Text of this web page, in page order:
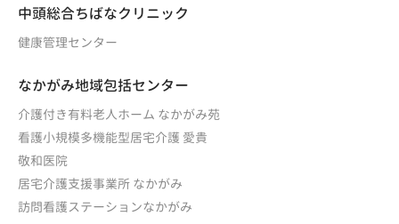
中頭総合ちばなクリニック
健康管理センター
なかがみ地域包括センター
介護付き有料老人ホーム なかがみ苑
看護小規模多機能型居宅介護 愛貴
敬和医院
居宅介護支援事業所 なかがみ
訪問看護ステーションなかがみ